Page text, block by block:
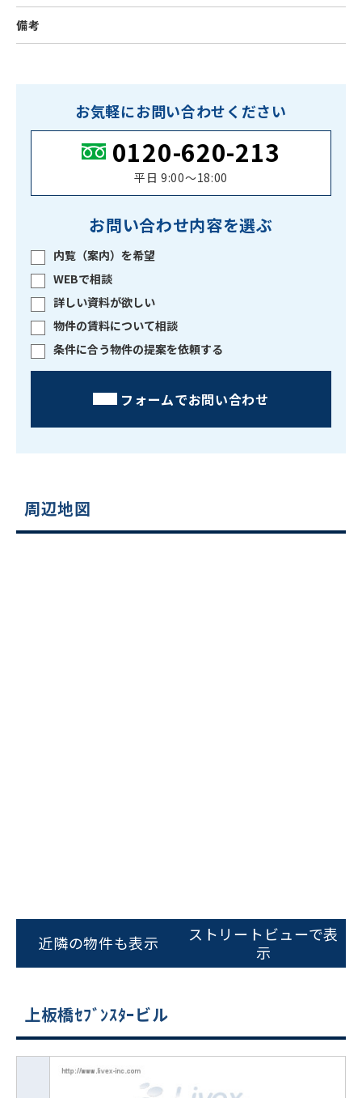
備考
お気軽にお問い合わせください
0120-620-213
平日 9:00〜18:00
お問い合わせ内容を選ぶ
内覧（案内）を希望
WEBで相談
詳しい資料が欲しい
物件の賃料について相談
条件に合う物件の提案を依頼する
フォームでお問い合わせ
周辺地図
近隣の物件も表示
ストリートビューで表
示
上板橋ｾﾌﾞﾝｽﾀｰビル